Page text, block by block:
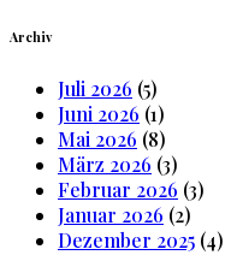
Archiv
Juli 2026 (5)
Juni 2026 (1)
Mai 2026 (8)
März 2026 (3)
Februar 2026 (3)
Januar 2026 (2)
Dezember 2025 (4)